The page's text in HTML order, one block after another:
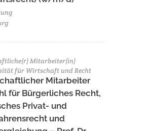
Mitarbeiter(in)
für Wirtschaft und Recht
Mitarbeiter
für Bürgerliches Recht,
Privat- und
und